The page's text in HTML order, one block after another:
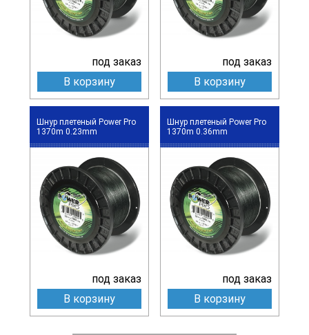
под заказ
В корзину
под заказ
В корзину
Шнур плетеный Power Pro
1370m 0.23mm
под заказ
В корзину
Шнур плетеный Power Pro
1370m 0.36mm
под заказ
В корзину